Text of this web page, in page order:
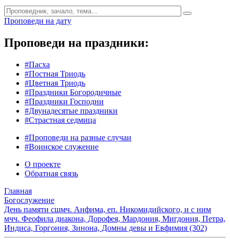
Проповеди на дату
Проповеди на праздники:
#Пасха
#Постная Триодь
#Цветная Триодь
#Праздники Богородичные
#Праздники Господни
#Двунадесятые праздники
#Страстная седмица
#Проповеди на разные случаи
#Воинское служение
О проекте
Обратная связь
Главная
Богослужение
День памяти сщмч. Анфима, еп. Никомидийского, и с ним
мчч. Феофила диакона, Дорофея, Мардония, Мигдония, Петра,
Индиса, Горгония, Зинона, Домны девы и Евфимия (302)